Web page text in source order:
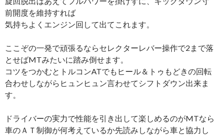
前開度を維持すれば
気持ちよくエンジン回して出てこれます。
ここぞの一発で頑張るならセレクターレバー操作で2まで落
とせばMTみたいに踏み倒せます。
コツをつかむとトルコンATでもヒール＆トゥもどきの回転
合わせしながらヒュンヒュン言わせてシフトダウン出来ま
す。
ドライバーの実力で性能を引き出して楽しめるのがMTなら
車のＡＴ制御が何考えているか先読みしながら車と協力し